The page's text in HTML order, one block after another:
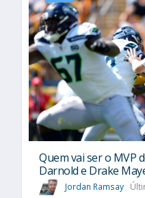
Quem vai ser o MVP
Darnold e Drake
Jordan Ramsay